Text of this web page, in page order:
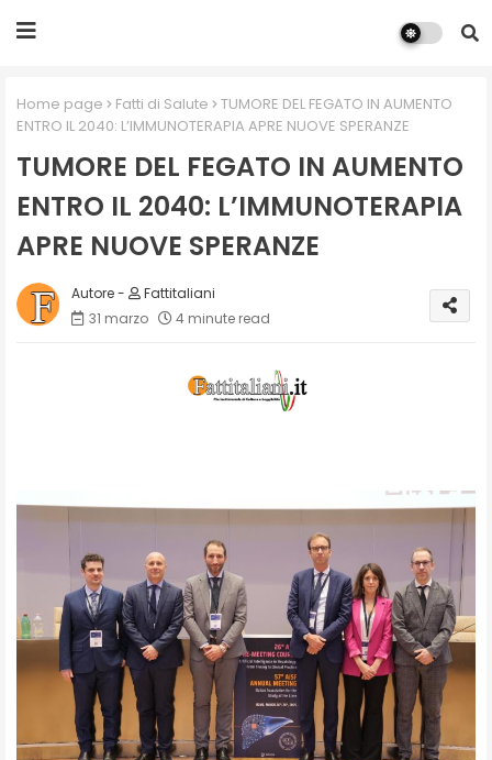
Home page Fatti di Salute
TUMORE DEL FEGATO IN AUMENTO
ENTRO IL 2040: L’IMMUNOTERAPIA APRE NUOVE SPERANZE
TUMORE DEL FEGATO IN AUMENTO
ENTRO IL 2040: L’IMMUNOTERAPIA
APRE NUOVE SPERANZE
Fattitaliani
31 marzo
4 minute read